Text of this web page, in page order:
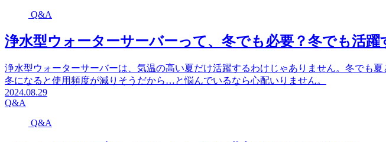
Q&A
浄水型ウォーターサーバーって、冬でも必要？冬でも活躍
浄水型ウォーターサーバーは、気温の高い夏だけ活躍するわけじゃありません。冬でも夏
冬になると使用頻度が減りそうだから…と悩んでいるなら心配いりません。
2024.08.29
Q&A
Q&A